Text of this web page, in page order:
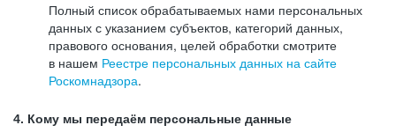
Полный список обрабатываемых нами персональных
данных с указанием субъектов, категорий данных,
правового основания, целей обработки смотрите
в нашем Реестре персональных данных на сайте
Роскомнадзора.
4. Кому мы передаём персональные данные